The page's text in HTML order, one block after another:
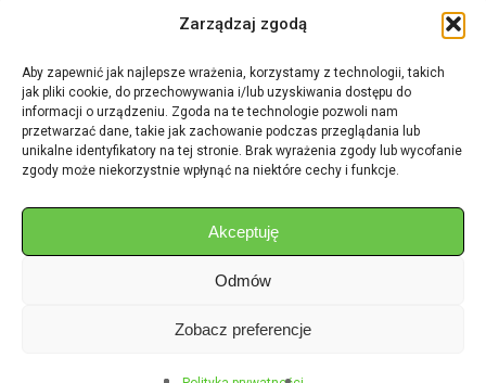
Zarządzaj zgodą
Aby zapewnić jak najlepsze wrażenia, korzystamy z technologii, takich
jak pliki cookie, do przechowywania i/lub uzyskiwania dostępu do
informacji o urządzeniu. Zgoda na te technologie pozwoli nam
przetwarzać dane, takie jak zachowanie podczas przeglądania lub
unikalne identyfikatory na tej stronie. Brak wyrażenia zgody lub wycofanie
zgody może niekorzystnie wpłynąć na niektóre cechy i funkcje.
Akceptuję
Odmów
Zobacz preferencje
Sprzedaż internetowa
Tel:605 603 753
Sprzedaż detaliczna
aukcje.agrohurt@gmail.com